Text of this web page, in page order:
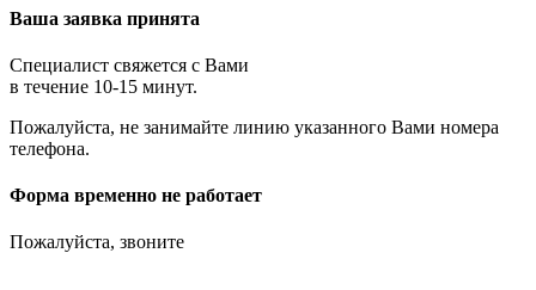
Ваша заявка принята
Специалист свяжется с Вами
в течение 10-15 минут.
Пожалуйста, не занимайте линию указанного Вами номера
телефона.
Форма временно не работает
Пожалуйста, звоните